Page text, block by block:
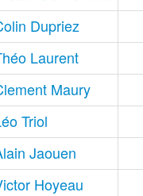
Dupriez
Laurent
Maury
Triol
Jaouen
Hoyeau